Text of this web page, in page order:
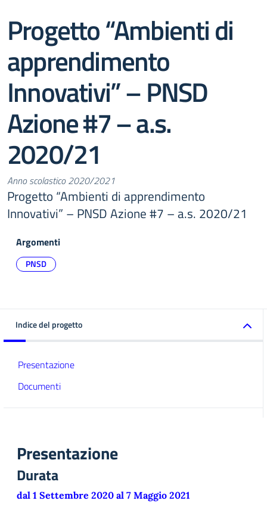
Progetto “Ambienti di
apprendimento
Innovativi” – PNSD
Azione #7 – a.s.
2020/21
Anno scolastico 2020/2021
Progetto “Ambienti di apprendimento
Innovativi” – PNSD Azione #7 – a.s. 2020/21
Argomenti
PNSD
Indice del progetto
Presentazione
Documenti
Presentazione
Durata
dal 1 Settembre 2020 al 7 Maggio 2021